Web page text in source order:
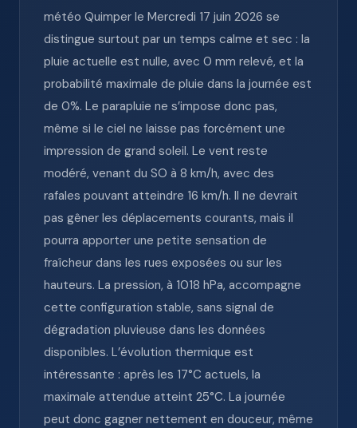
météo Quimper le Mercredi 17 juin 2026 se
distingue surtout par un temps calme et sec : la
pluie actuelle est nulle, avec 0 mm relevé, et la
probabilité maximale de pluie dans la journée est
de 0%. Le parapluie ne s’impose donc pas,
même si le ciel ne laisse pas forcément une
impression de grand soleil. Le vent reste
modéré, venant du SO à 8 km/h, avec des
rafales pouvant atteindre 16 km/h. Il ne devrait
pas gêner les déplacements courants, mais il
pourra apporter une petite sensation de
fraîcheur dans les rues exposées ou sur les
hauteurs. La pression, à 1018 hPa, accompagne
cette configuration stable, sans signal de
dégradation pluvieuse dans les données
disponibles. L’évolution thermique est
intéressante : après les 17°C actuels, la
maximale attendue atteint 25°C. La journée
peut donc gagner nettement en douceur, même